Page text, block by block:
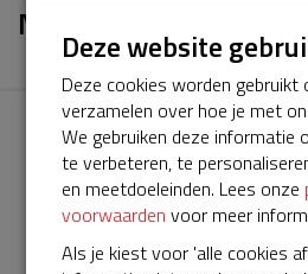
Nieuws
AED360-
Deze website
Deze cookies worden
verzamelen over hoe je met
We gebruiken deze informatie
te verbeteren, te
en meetdoeleinden. Lees onze
voorwaarden voor meer
Als je kiest voor 'alle cookies